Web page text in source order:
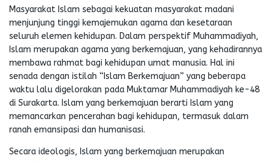
Masyarakat Islam sebagai kekuatan masyarakat madani
menjunjung tinggi kemajemukan agama dan kesetaraan
seluruh elemen kehidupan. Dalam perspektif Muhammadiyah,
Islam merupakan agama yang berkemajuan, yang kehadirannya
membawa rahmat bagi kehidupan umat manusia. Hal ini
senada dengan istilah “Islam Berkemajuan” yang beberapa
waktu lalu digelorakan pada Muktamar Muhammadiyah ke-48
di Surakarta. Islam yang berkemajuan berarti Islam yang
memancarkan pencerahan bagi kehidupan, termasuk dalam
ranah emansipasi dan humanisasi.
Secara ideologis, Islam yang berkemajuan merupakan